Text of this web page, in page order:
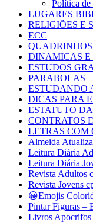
Política de
LUGARES
RELIGIÕES E
ECC
DINAMICAS E
ESTUDOS
PARABOLAS
ESTUDANDO
DICAS PARA
ESTATUTO
CONTRATOS
LETRAS COM
Almeida
Leitura Diária
Leitura Diária
Revista Adultos
Revista Jovens
😀Emojis
Pintar Figuras –
Livros Apocrifos